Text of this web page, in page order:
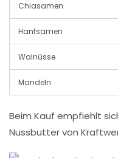
Chiasamen
Hanfsamen
Walnüsse
Mandeln
Beim Kauf empfiehlt
Nussbutter von